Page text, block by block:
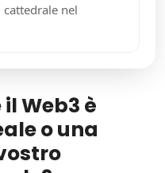
nel
Web3 è
o una